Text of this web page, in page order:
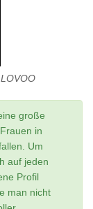
große
in
Um
auf jeden
Profil
man nicht